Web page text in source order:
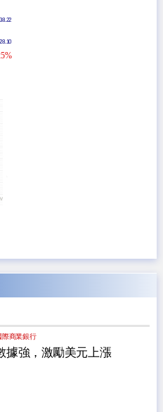
際商業銀行
據強，激勵美元上漲